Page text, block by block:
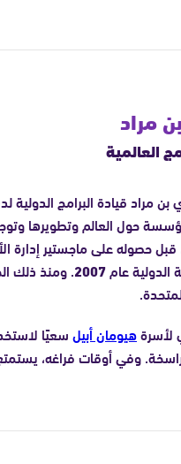
مراد
العالمية
مراد قيادة البرامج الدولية
حول العالم وتطويرها
قبل حصوله على ماجستير إدارة
الدولية عام2007. ومنذ ذلك
هيومان أبيلسعيًا
وفي أوقات فراغه، يستمتع